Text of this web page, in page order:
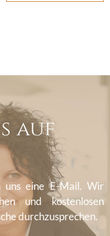
auf
uns eine E-Mail. Wir
und kostenlosen
durchzusprechen.